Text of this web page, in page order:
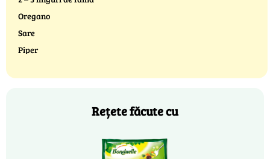
Oregano
Sare
Piper
Rețete făcute cu